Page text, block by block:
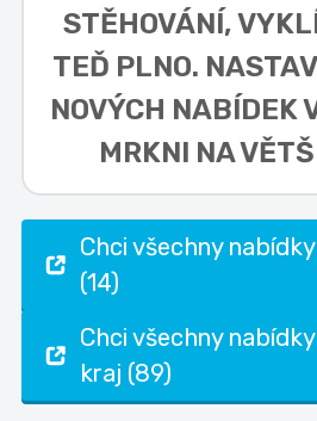
STĚHOVÁNÍ,
TEĎ PLNO.
NOVÝCH NABÍDEK
MRKNI NA
Chci všechny
(14)
Chci všechny
kraj (89)